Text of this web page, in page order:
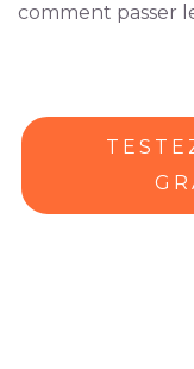
comment passer